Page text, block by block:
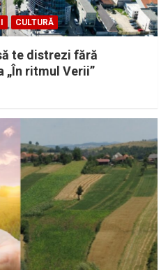
CULTURĂ
te distrezi fără
„În ritmul Verii”